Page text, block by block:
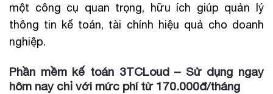
một công cụ quan trọng, hữu ích giúp quản lý
thông tin kế toán, tài chính hiệu quả cho doanh
nghiệp.
Phần mềm kế toán 3TCLoud – Sử dụng ngay
hôm nay chỉ với mức phí từ 170.000đ/tháng